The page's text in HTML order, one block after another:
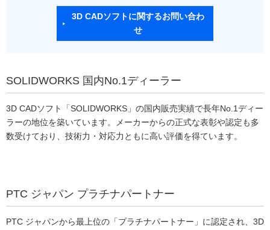
3D CADソフトに関するお問い合わ
せ
SOLIDWORKS 国内No.1ディーラー
3D CADソフト「SOLIDWORKS」の国内販売実績で長年No.1ディー
ラーの地位を築いています。メーカーからの正式な表彰や認定も多
数受けており、技術力・対応力ともに高い評価を得ています。
PTC ジャパン プラチナパートナー
PTC ジャパンから最上位の「プラチナパートナー」に認定され、3D